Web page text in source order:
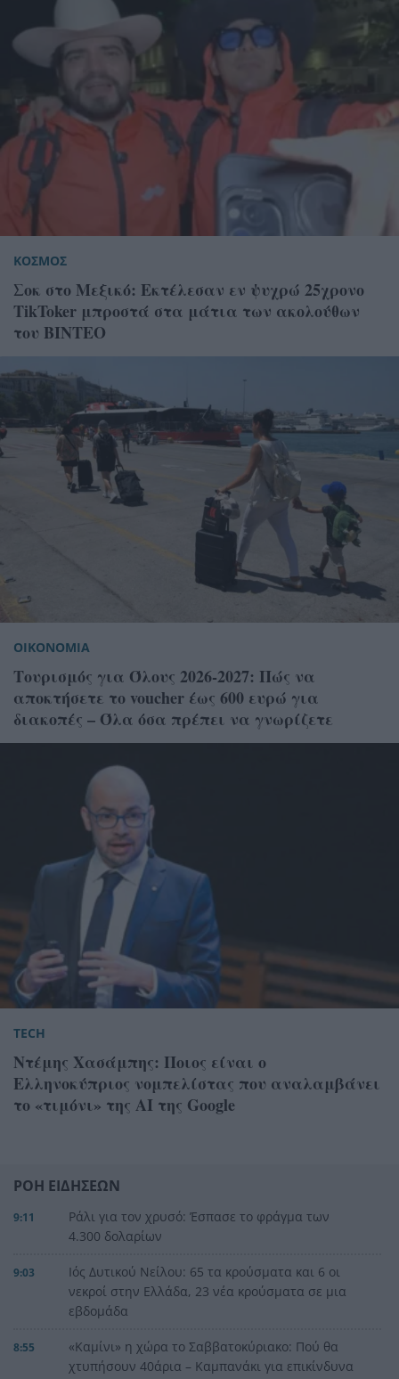
ΚΟΣΜΟΣ
Σοκ στο Μεξικό: Εκτέλεσαν εν ψυχρώ 25χρονο
TikToker μπροστά στα μάτια των ακολούθων
του BINTEO
ΟΙΚΟΝΟΜΙΑ
Τουρισμός για Όλους 2026-2027: Πώς να
αποκτήσετε το voucher έως 600 ευρώ για
διακοπές – Όλα όσα πρέπει να γνωρίζετε
TECH
Ντέμης Χασάμπης: Ποιος είναι ο
Ελληνοκύπριος νομπελίστας που αναλαμβάνει
το «τιμόνι» της AI της Google
ΡΟΗ ΕΙΔΗΣΕΩΝ
9:11
Ράλι για τον χρυσό: Έσπασε το φράγμα των
4.300 δολαρίων
9:03
Ιός Δυτικού Νείλου: 65 τα κρούσματα και 6 οι
νεκροί στην Ελλάδα, 23 νέα κρούσματα σε μια
εβδομάδα
8:55
«Καμίνι» η χώρα το Σαββατοκύριακο: Πού θα
χτυπήσουν 40άρια – Καμπανάκι για επικίνδυνα